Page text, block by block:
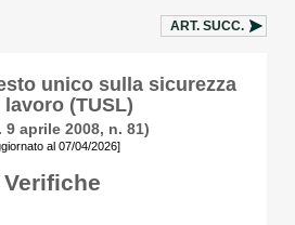
ART. SUCC.
unico sulla sicurezza
(TUSL)
9 aprile 2008, n. 81)
al 07/04/2026]
Verifiche